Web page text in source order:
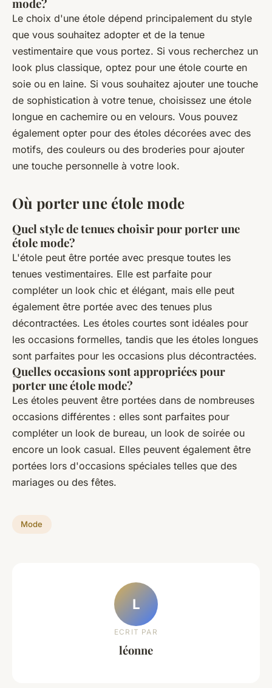
mode?
Le choix d'une étole dépend principalement du style
que vous souhaitez adopter et de la tenue
vestimentaire que vous portez. Si vous recherchez un
look plus classique, optez pour une étole courte en
soie ou en laine. Si vous souhaitez ajouter une touche
de sophistication à votre tenue, choisissez une étole
longue en cachemire ou en velours. Vous pouvez
également opter pour des étoles décorées avec des
motifs, des couleurs ou des broderies pour ajouter
une touche personnelle à votre look.
Où porter une étole mode
Quel style de tenues choisir pour porter une
étole mode?
L'étole peut être portée avec presque toutes les
tenues vestimentaires. Elle est parfaite pour
compléter un look chic et élégant, mais elle peut
également être portée avec des tenues plus
décontractées. Les étoles courtes sont idéales pour
les occasions formelles, tandis que les étoles longues
sont parfaites pour les occasions plus décontractées.
Quelles occasions sont appropriées pour
porter une étole mode?
Les étoles peuvent être portées dans de nombreuses
occasions différentes : elles sont parfaites pour
compléter un look de bureau, un look de soirée ou
encore un look casual. Elles peuvent également être
portées lors d'occasions spéciales telles que des
mariages ou des fêtes.
Mode
L
ECRIT PAR
léonne